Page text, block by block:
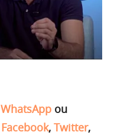
WhatsApp ou
Facebook, Twitter,